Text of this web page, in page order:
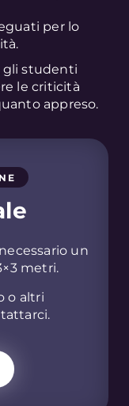
un
metri.
o altri
per lo
gli studenti
le criticità
appreso.